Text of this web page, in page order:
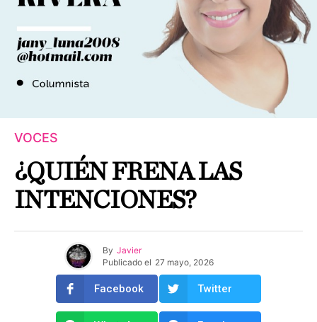
VOCES
¿QUIÉN FRENA LAS
INTENCIONES?
By Javier
Publicado el 27 mayo, 2026
Facebook Twitter